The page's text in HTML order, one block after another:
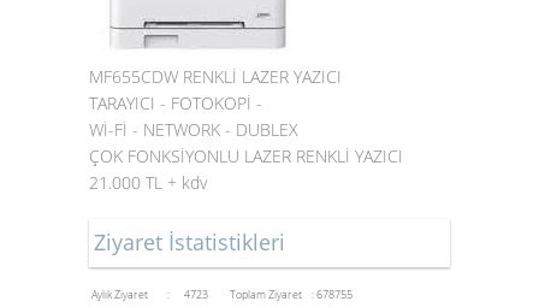
MF655CDW RENKLİ LAZER YAZICI
TARAYICI - FOTOKOPİ -
Wİ-Fİ - NETWORK - DUBLEX
ÇOK FONKSİYONLU LAZER RENKLİ YAZICI
21.000 TL + kdv
Ziyaret İstatistikleri
Aylık Ziyaret : 4723 Toplam Ziyaret : 678755